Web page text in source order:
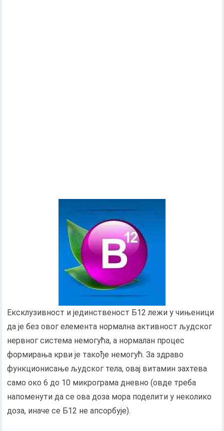
Ексклузивност и јединственост Б12 лежи у чињеници
да је без овог елемента нормална активност људског
нервног система немогућа, а нормалан процес
формирања крви је такође немогућ. За здраво
функционисање људског тела, овај витамин захтева
само око 6 до 10 микрограма дневно (овде треба
напоменути да се ова доза мора поделити у неколико
доза, иначе се Б12 не апсорбује).